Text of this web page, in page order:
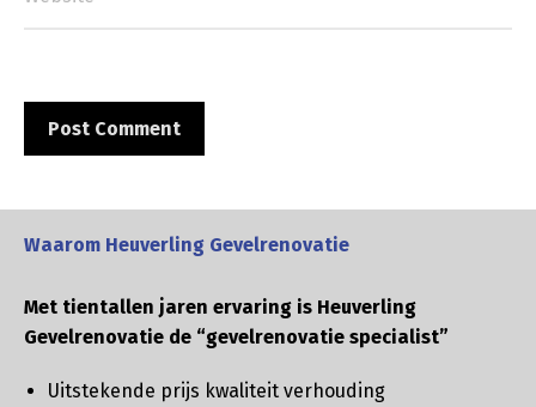
Waarom Heuverling Gevelrenovatie
Met tientallen jaren ervaring is Heuverling
Gevelrenovatie de “gevelrenovatie specialist”
Uitstekende prijs kwaliteit verhouding